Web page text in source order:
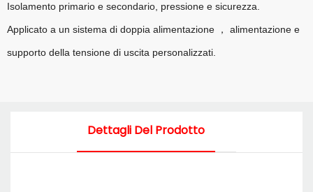
Isolamento primario e secondario, pressione e sicurezza.
Applicato a un sistema di doppia alimentazione ， alimentazione e
supporto della tensione di uscita personalizzati.
Dettagli Del Prodotto